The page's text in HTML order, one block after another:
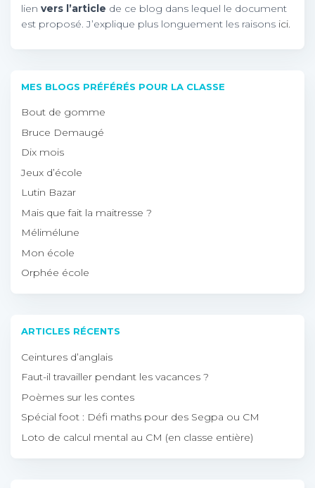
lien vers l’article de ce blog dans lequel le document
est proposé. J’explique plus longuement les raisons ici.
MES BLOGS PRÉFÉRÉS POUR LA CLASSE
Bout de gomme
Bruce Demaugé
Dix mois
Jeux d’école
Lutin Bazar
Mais que fait la maitresse ?
Mélimélune
Mon école
Orphée école
ARTICLES RÉCENTS
Ceintures d’anglais
Faut-il travailler pendant les vacances ?
Poèmes sur les contes
Spécial foot : Défi maths pour des Segpa ou CM
Loto de calcul mental au CM (en classe entière)